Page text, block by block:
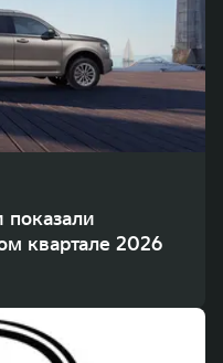
80 Лаундж
возможностей
8 099 000 ₽
квартале 2026